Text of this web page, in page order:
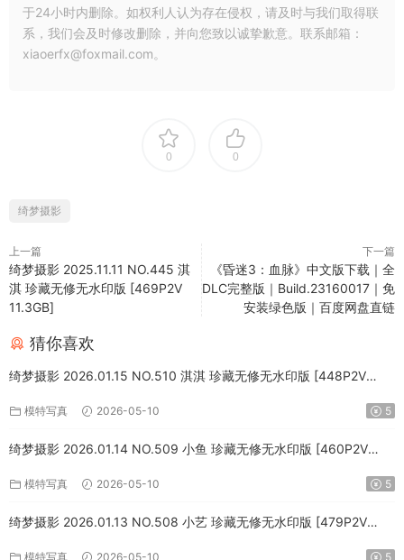
于24小时内删除。如权利人认为存在侵权，请及时与我们取得联
系，我们会及时修改删除，并向您致以诚挚歉意。联系邮箱：
xiaoerfx@foxmail.com。
0 0
绮梦摄影
上一篇
绮梦摄影 2025.11.11 NO.445 淇
淇 珍藏无修无水印版 [469P2V
11.3GB]
下一篇
《昏迷3：血脉》中文版下载｜全
DLC完整版｜Build.23160017｜免
安装绿色版｜百度网盘直链
猜你喜欢
绮梦摄影 2026.01.15 NO.510 淇淇 珍藏无修无水印版 [448P2V
模特写真 2026-05-10 5
绮梦摄影 2026.01.14 NO.509 小鱼 珍藏无修无水印版 [460P2V
模特写真 2026-05-10 5
绮梦摄影 2026.01.13 NO.508 小艺 珍藏无修无水印版 [479P2V
模特写真 2026-05-10 5